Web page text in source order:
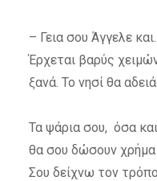
– Γεια σου Άγγελε
Έρχεται βαρύς
ξανά. Το νησί θα
Τα ψάρια σου, όσα
θα σου δώσουν χρήμα
Σου δείχνω τον